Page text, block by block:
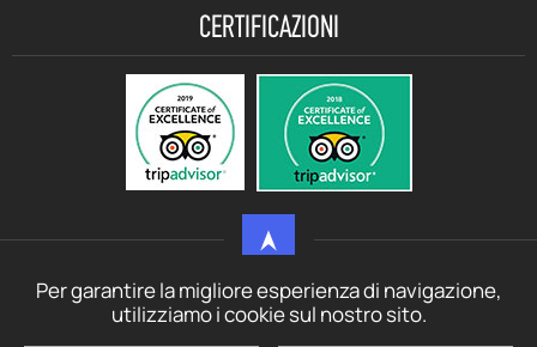
Per garantire la migliore esperienza di navigazione,
utilizziamo i cookie sul nostro sito.
CERTIFICAZIONI
© motorbikerentalcrete.com - 2021 - 2026 All rights reserved